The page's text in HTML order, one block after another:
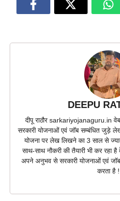
DEEPU
दीपू राठौर sarkariyojanaguru.in
सरकारी योजनाओं एवं जॉब सम्बंधित जुड़े
योजना पर लेख लिखने का 3 साल से
साथ-साथ नौकरी की तैयारी भी कर
अपने अनुभव से सरकारी योजनाओं एवं
करता है !